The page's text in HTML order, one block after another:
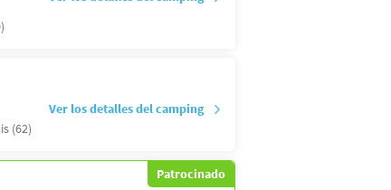
(62)
Ver los detalles del camping
Patrocinado